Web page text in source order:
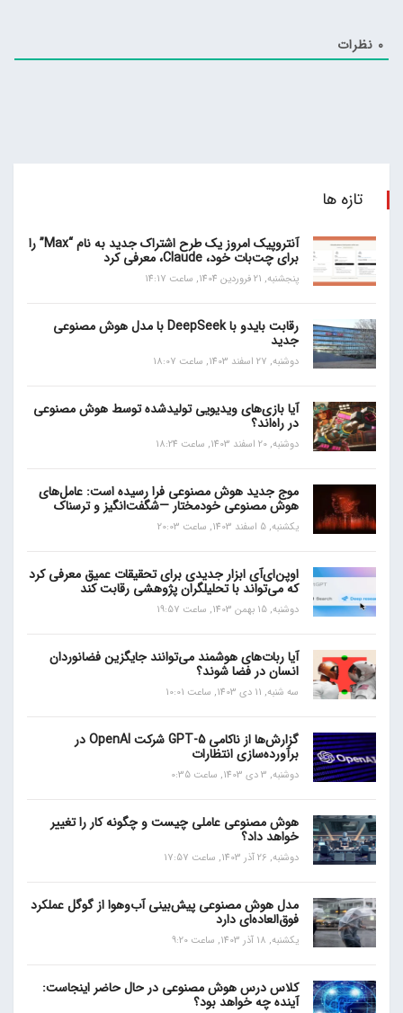
0 نظرات
تازه ها
آنتروپیک امروز یک طرح اشتراک جدید به نام “Max” را
برای چت‌بات خود، Claude، معرفی کرد
پنجشنبه, 21 فروردین 1404, ساعت 14:17
رقابت بایدو با DeepSeek با مدل هوش مصنوعی
جدید
دوشنبه, 27 اسفند 1403, ساعت 18:07
آیا بازی‌های ویدیویی تولیدشده توسط هوش مصنوعی
در راه‌اند؟
دوشنبه, 20 اسفند 1403, ساعت 18:24
موج جدید هوش مصنوعی فرا رسیده است: عامل‌های
هوش مصنوعی خودمختار —شگفت‌انگیز و ترسناک
یکشنبه, 5 اسفند 1403, ساعت 20:03
اوپن‌ای‌آی ابزار جدیدی برای تحقیقات عمیق معرفی کرد
که می‌تواند با تحلیلگران پژوهشی رقابت کند
دوشنبه, 15 بهمن 1403, ساعت 19:57
آیا ربات‌های هوشمند می‌توانند جایگزین فضانوردان
انسان در فضا شوند؟
سه شنبه, 11 دی 1403, ساعت 10:01
گزارش‌ها از ناکامی GPT-5 شرکت OpenAI در
برآورده‌سازی انتظارات
دوشنبه, 3 دی 1403, ساعت 0:35
هوش مصنوعی عاملی چیست و چگونه کار را تغییر
خواهد داد؟
دوشنبه, 26 آذر 1403, ساعت 17:57
مدل هوش مصنوعی پیش‌بینی آب‌و‌هوا از گوگل عملکرد
فوق‌العاده‌ای دارد
یکشنبه, 18 آذر 1403, ساعت 9:20
کلاس درس هوش مصنوعی در حال حاضر اینجاست:
آینده چه خواهد بود؟